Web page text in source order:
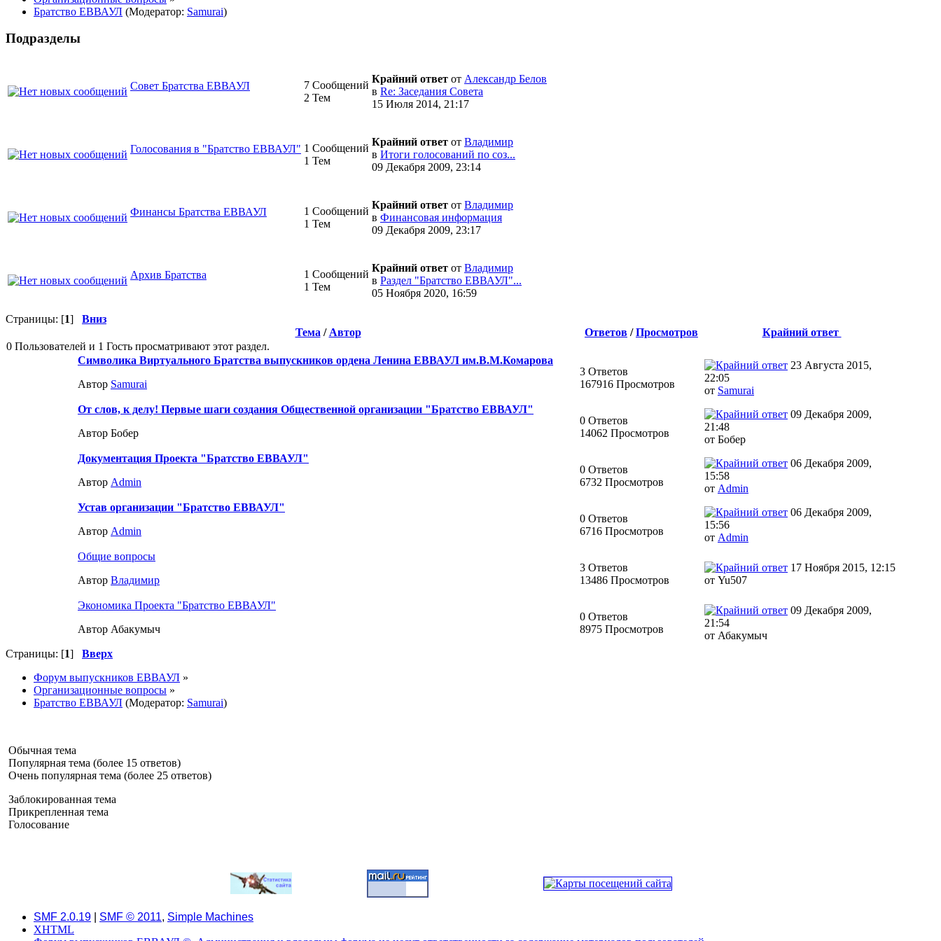
Братство ЕВВАУЛ (Модератор: Samurai)
Подразделы
Совет Братства ЕВВАУЛ
7 Сообщений
2 Тем
Крайний ответ от Александр Белов
в Re: Заседания Совета
15 Июля 2014, 21:17
Голосования в "Братство ЕВВАУЛ" 1 Сообщений
1 Тем
Крайний ответ от Влaдимир
в Итоги голосований по соз...
09 Декабря 2009, 23:14
Финансы Братства ЕВВАУЛ
1 Сообщений
1 Тем
Крайний ответ от Влaдимир
в Финансовая информация
09 Декабря 2009, 23:17
Архив Братства
1 Сообщений
1 Тем
Крайний ответ от Влaдимир
в Раздел "Братство ЕВВАУЛ"...
05 Ноября 2020, 16:59
Страницы: [1] Вниз
Тема / Автор Ответов /Просмотров
Крайний ответ
0 Пользователей и 1 Гость просматривают этот раздел.
Символика Виртуального Братства выпускников ордена Ленина ЕВВАУЛ им.В.М.Комарова
Автор Samurai
3 Ответов
167916 Просмотров
23 Августа 2015,
22:05
от Samurai
От слов, к делу! Первые шаги создания Общественной организации "Братство ЕВВАУЛ"
Автор Бобер
0 Ответов
14062 Просмотров
09 Декабря 2009,
21:48
от Бобер
Документация Проекта "Братство ЕВВАУЛ"
Автор Admin
0 Ответов
6732 Просмотров
06 Декабря 2009,
15:58
от Admin
Устав организации "Братство ЕВВАУЛ"
Автор Admin
0 Ответов
6716 Просмотров
06 Декабря 2009,
15:56
от Admin
Общие вопросы
Автор Влaдимир
3 Ответов
13486 Просмотров
17 Ноября 2015, 12:15
от Yu507
Экономика Проекта "Братство ЕВВАУЛ"
Автор Абакумыч
0 Ответов
8975 Просмотров
09 Декабря 2009,
21:54
от Абакумыч
Страницы: [1] Вверх
Форум выпускников ЕВВАУЛ »
Организационные вопросы »
Братство ЕВВАУЛ (Модератор: Samurai)
Обычная тема
Популярная тема (более 15 ответов)
Очень популярная тема (более 25 ответов)
Заблокированная тема
Прикрепленная тема
Голосование
SMF 2.0.19 SMF © 2011, Simple Machines
XHTML